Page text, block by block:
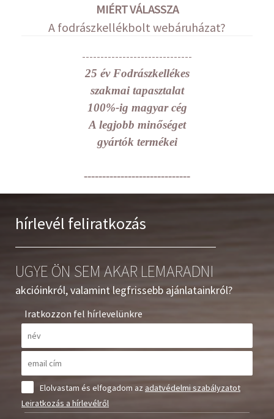
MIÉRT VÁLASSZA
A fodrászkellékbolt webáruházat?
------------------------------
25 év Fodrászkellékes
szakmai tapasztalat
100%-ig magyar cég
A legjobb minőséget
gyártók termékei
-----------------------------
hírlevél feliratkozás
UGYE ÖN SEM AKAR LEMARADNI
akcióinkról, valamint legfrissebb ajánlatainkról?
Iratkozzon fel hírlevelünkre
Elolvastam és elfogadom azadatvédelmi szabályzatot
Leiratkozás a hírlevélről